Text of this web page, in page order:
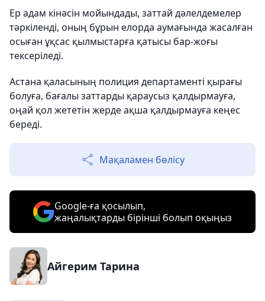
Ер адам кінәсін мойындады, заттай дәлелдемелер
тәркіленді, оның бұрын елорда аумағында жасалған
осыған ұқсас қылмыстарға қатысы бар-жоғы
тексеріледі.
Астана қаласының полиция департаменті қырағы
болуға, бағалы заттарды қараусыз қалдырмауға,
оңай қол жететін жерде ақша қалдырмауға кеңес
береді.
Мақаламен бөлісу
Google-ға қосылып,
жаңалықтарды бірінші болып оқыңыз
Айгерим Тарина